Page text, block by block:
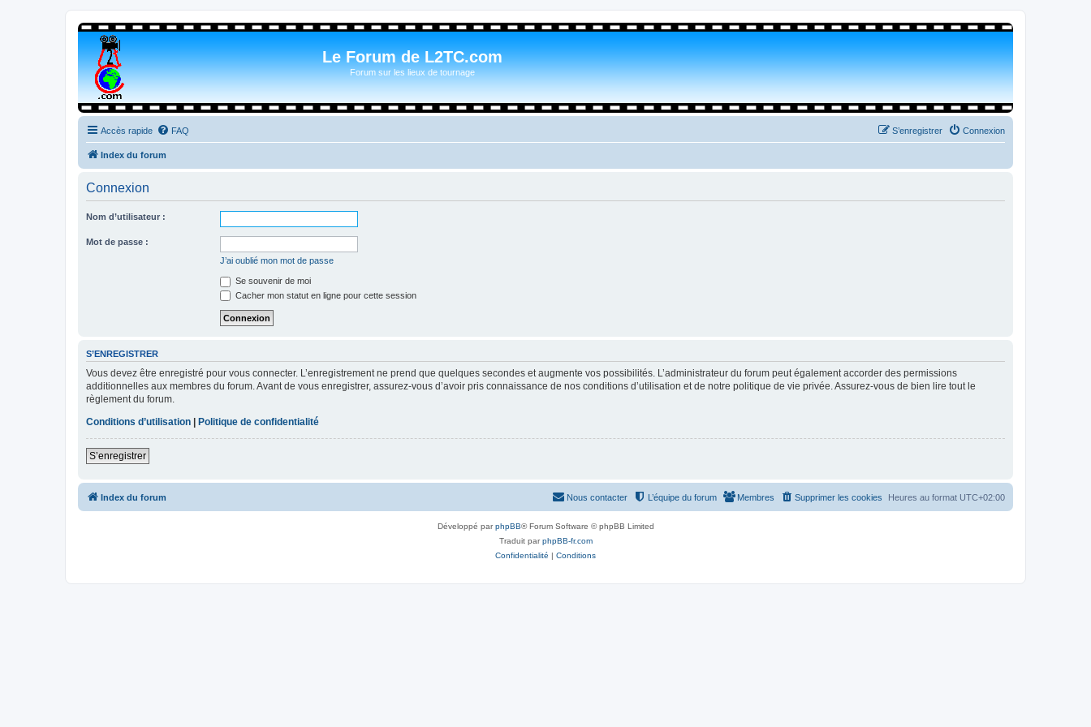
Le Forum de L2TC.com
Forum sur les lieux de tournage
Accès rapide FAQ Connexion
S’enregistrer
Index du forum
Connexion
Nom d’utilisateur :
Mot de passe :
J’ai oublié mon mot de passe
Se souvenir de moi
Cacher mon statut en ligne pour cette session
S’ENREGISTRER
Vous devez être enregistré pour vous connecter. L’enregistrement ne prend que quelques secondes et augmente vos possibilités. L’administrateur du forum peut également accorder des permissions
additionnelles aux membres du forum. Avant de vous enregistrer, assurez-vous d’avoir pris connaissance de nos conditions d’utilisation et de notre politique de vie privée. Assurez-vous de bien lire tout le
règlement du forum.
Conditions d’utilisation | Politique de confidentialité
S’enregistrer
Index du forum Heures au format UTC+02:00
Supprimer les cookies
Membres
L’équipe du forum
Nous contacter
Développé parphpBB® Forum Software © phpBB Limited
Traduit parphpBB-fr.com
Confidentialité | Conditions